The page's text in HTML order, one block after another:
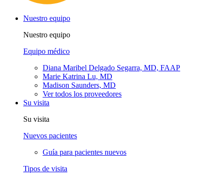
Nuestro equipo
Nuestro equipo
Equipo médico
Diana Maribel Delgado Segarra, MD, FAAP
Marie Katrina Lu, MD
Madison Saunders, MD
Ver todos los proveedores
Su visita
Su visita
Nuevos pacientes
Guía para pacientes nuevos
Tipos de visita